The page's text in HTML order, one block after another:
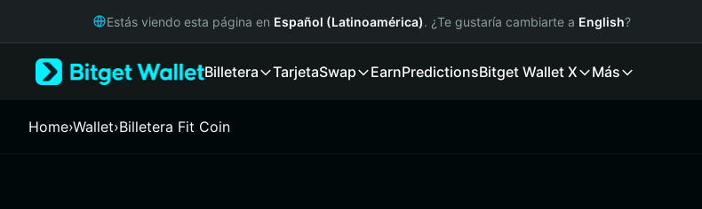
Русский
Italiano
Estás viendo esta página en Español (Latinoamérica). ¿Te gustaría cambiarte a English?
Billetera TarjetaSwap EarnPredictionsBitget Wallet X Más
Home›Wallet›Billetera Fit Coin